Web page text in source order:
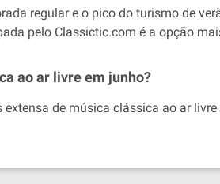
regular e o pico do turismo de
pelo Classictic.com é a opção
ao ar livre em junho?
de música clássica ao ar